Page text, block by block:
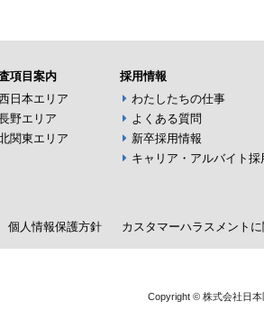
項目案内
日本エリア
野エリア
関東エリア
採用情報
わたしたちの仕事
よくある質問
新卒採用情報
キャリア・アルバイト採
個人情報保護方針 カスタマーハラスメント
Copyright © 株式会社日